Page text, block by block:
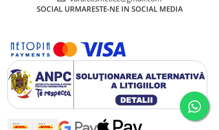
SOCIAL URMARESTE-NE IN SOCIAL MEDIA